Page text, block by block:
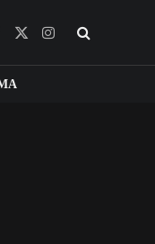
X
Instagram